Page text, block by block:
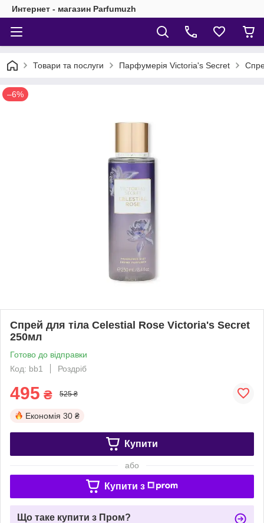
Интернет - магазин Parfumuzh
Товари та послуги Парфумерія Victoria's Secret
–6%
Спрей для тіла Celestial Rose Victoria's Secret
250мл
Готово до відправки
Код: bb1
Роздріб
495 ₴ 525 ₴
Економія 30 ₴
Купити
або
Купити з
Що таке купити з Пром?